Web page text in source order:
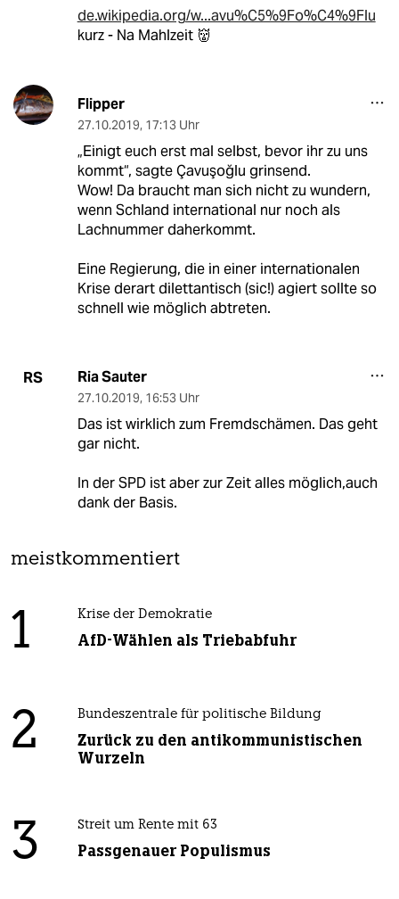
de.wikipedia.org/w...avu%C5%9Fo%C4%9Flu
kurz - Na Mahlzeit 👹
Flipper
27.10.2019, 17:13 Uhr
„Einigt euch erst mal selbst, bevor ihr zu uns
kommt“, sagte Çavuşoğlu grinsend.
Wow! Da braucht man sich nicht zu wundern,
wenn Schland international nur noch als
Lachnummer daherkommt.
Eine Regierung, die in einer internationalen
Krise derart dilettantisch (sic!) agiert sollte so
schnell wie möglich abtreten.
RS Ria Sauter
27.10.2019, 16:53 Uhr
Das ist wirklich zum Fremdschämen. Das geht
gar nicht.
In der SPD ist aber zur Zeit alles möglich,auch
dank der Basis.
meistkommentiert
1 Krise der Demokratie
AfD-Wählen als Triebabfuhr
2 Bundeszentrale für politische Bildung
Zurück zu den antikommunistischen
Wurzeln
3 Streit um Rente mit 63
Passgenauer Populismus